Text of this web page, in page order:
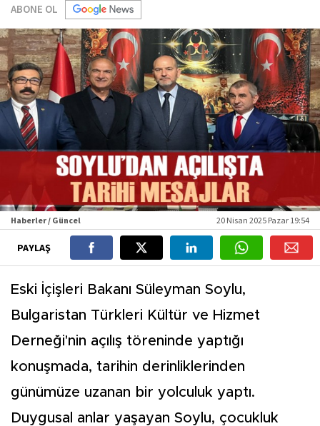
ABONE OL
Haberler / Güncel 20 Nisan 2025 Pazar 19:54
PAYLAŞ
Eski İçişleri Bakanı Süleyman Soylu,
Bulgaristan Türkleri Kültür ve Hizmet
Derneği'nin açılış töreninde yaptığı
konuşmada, tarihin derinliklerinden
günümüze uzanan bir yolculuk yaptı.
Duygusal anlar yaşayan Soylu, çocukluk